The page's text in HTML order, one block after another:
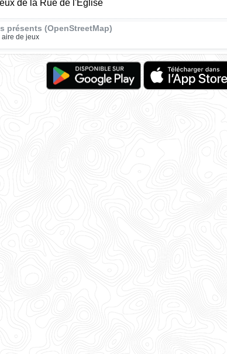
de la Rue de l'Église
présents (OpenStreetMap)
aire de jeux